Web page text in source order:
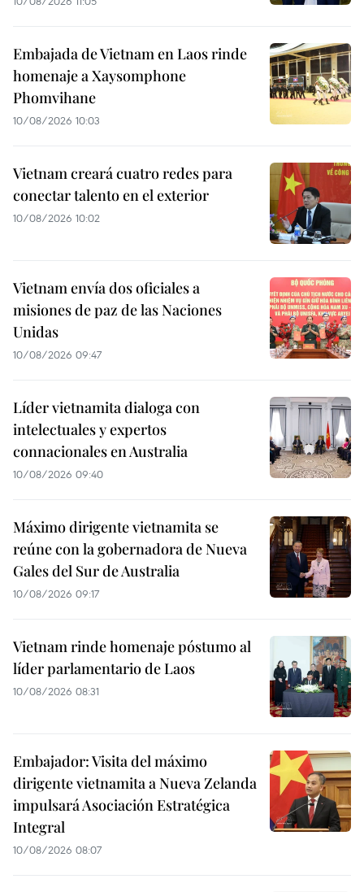
Embajada de Vietnam en Laos rinde
homenaje a Xaysomphone
Phomvihane
10/08/2026 10:03
Vietnam creará cuatro redes para
conectar talento en el exterior
10/08/2026 10:02
Vietnam envía dos oficiales a
misiones de paz de las Naciones
Unidas
10/08/2026 09:47
Líder vietnamita dialoga con
intelectuales y expertos
connacionales en Australia
10/08/2026 09:40
Máximo dirigente vietnamita se
reúne con la gobernadora de Nueva
Gales del Sur de Australia
10/08/2026 09:17
Vietnam rinde homenaje póstumo al
líder parlamentario de Laos
10/08/2026 08:31
Embajador: Visita del máximo
dirigente vietnamita a Nueva Zelanda
impulsará Asociación Estratégica
Integral
10/08/2026 08:07